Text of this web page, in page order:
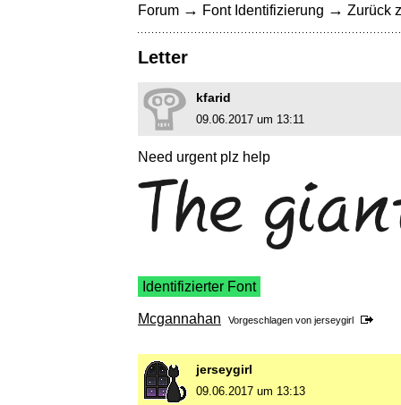
Forum → Font Identifizierung → Zurück
Letter
kfarid
09.06.2017 um 13:11
Need urgent plz help
Identifizierter Font
Mcgannahan Vorgeschlagen von jerseygirl
jerseygirl
09.06.2017 um 13:13